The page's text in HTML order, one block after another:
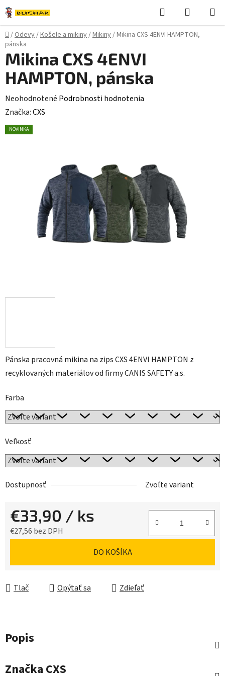
Prejsť
na
obsah
Hľadať
KOŠÍK
Domov
/Odevy/Košele a mikiny/Mikiny/Mikina CXS 4ENVI HAMPTON,
pánska
Pánska pracovná mikina na zips CXS 4ENVI HAMPTON z
recyklovaných materiálov od firmy CANIS SAFETY a.s.
Farba
Veľkosť
Dostupnosť Zvoľte variant
€33,90 / ks
€27,56 bez DPH
DO KOŠÍKA
Tlač Opýtať sa Zdieľať
Mikina CXS 4ENVI
HAMPTON, pánska
Priemerné
hodnotenie
produktu
hviezdičiek.
Neohodnotené Podrobnosti hodnotenia
Značka:CXS
NOVINKA
Popis
Značka CXS